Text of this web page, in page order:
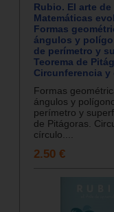
Rubio. El arte de
Matemáticas
Formas
ángulos y
de perímetro y
Teorema de
Circunferencia y
Formas
ángulos y
perímetro y
de Pitágoras.
círculo....
2.50 €